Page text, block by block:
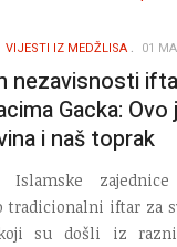
VIJESTI IZ MEDŽLISA 01
nezavisnosti
Gacka: Ovo
i naš toprak
Islamske
iftar za
su došli iz